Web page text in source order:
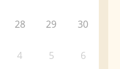
28 29 30
4 5 6